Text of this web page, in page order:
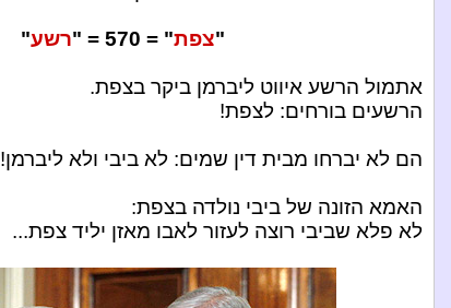
"צפת" = 570 = " רשע"
אתמול הרשע איווט ליברמן ביקר בצפת.
הרשעים בורחים: לצפת!
הם לא יברחו מבית דין שמים: לא ביבי ולא ליברמן!
האמא הזונה של ביבי נולדה בצפת:
לא פלא שביבי רוצה לעזור לאבו מאזן יליד צפת...